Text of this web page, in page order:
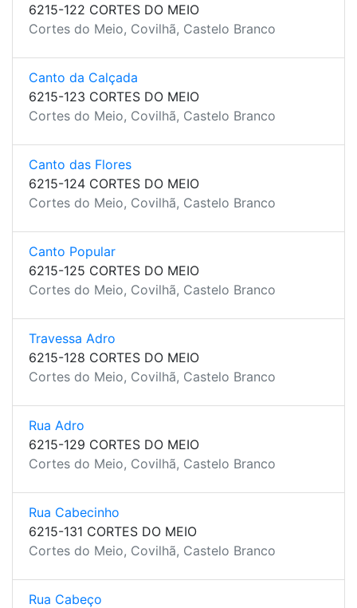
6215-122 CORTES DO MEIO
Cortes do Meio, Covilhã, Castelo Branco
Canto da Calçada
6215-123 CORTES DO MEIO
Cortes do Meio, Covilhã, Castelo Branco
Canto das Flores
6215-124 CORTES DO MEIO
Cortes do Meio, Covilhã, Castelo Branco
Canto Popular
6215-125 CORTES DO MEIO
Cortes do Meio, Covilhã, Castelo Branco
Travessa Adro
6215-128 CORTES DO MEIO
Cortes do Meio, Covilhã, Castelo Branco
Rua Adro
6215-129 CORTES DO MEIO
Cortes do Meio, Covilhã, Castelo Branco
Rua Cabecinho
6215-131 CORTES DO MEIO
Cortes do Meio, Covilhã, Castelo Branco
Rua Cabeço